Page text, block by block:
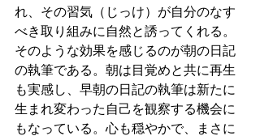
れ、その習気（じっけ）が自分のなす
べき取り組みに自然と誘ってくれる。
そのような効果を感じるのが朝の日記
の執筆である。朝は目覚めと共に再生
も実感し、早朝の日記の執筆は新たに
生まれ変わった自己を観察する機会に
もなっている。心も穏やかで、まさに